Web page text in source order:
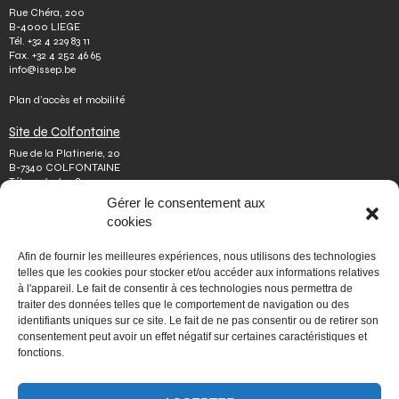
Gérer le consentement aux
cookies
Afin de fournir les meilleures expériences, nous utilisons des technologies
telles que les cookies pour stocker et/ou accéder aux informations relatives
à l'appareil. Le fait de consentir à ces technologies nous permettra de
traiter des données telles que le comportement de navigation ou des
identifiants uniques sur ce site. Le fait de ne pas consentir ou de retirer son
consentement peut avoir un effet négatif sur certaines caractéristiques et
fonctions.
Rue Chéra, 200
B-4000 LIEGE
Tél. +32 4 229 83 11
Fax. +32 4 252 46 65
info@issep.be
Plan d’accès et mobilité
Site de Colfontaine
Rue de la Platinerie, 20
B-7340 COLFONTAINE
Tél.+32 65 610 813
colfontaine@issep.be
Qui sommes-nous
Travailler chez nous
Effectuer un stage
Poser une question
Autres
Vie privée
Mentions légales
Accessibilité